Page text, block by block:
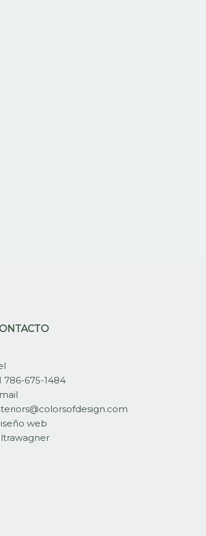
786-675-1484
web